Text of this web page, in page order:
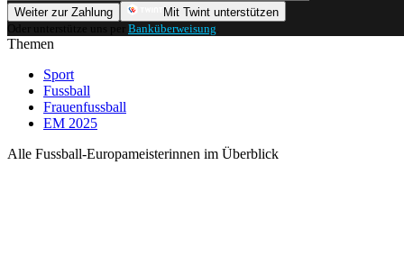
Weiter zur Zahlung
Mit Twint unterstützen
Oder unterstütze uns per Banküberweisung
Themen
Sport
Fussball
Frauenfussball
EM 2025
Alle Fussball-Europameisterinnen im Überblick